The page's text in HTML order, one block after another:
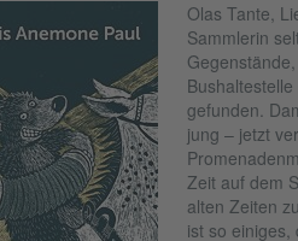
Olas Tante,
Sammlerin
gefunden.
jung – jetzt
Zeit auf dem
alten Zeiten
ist so